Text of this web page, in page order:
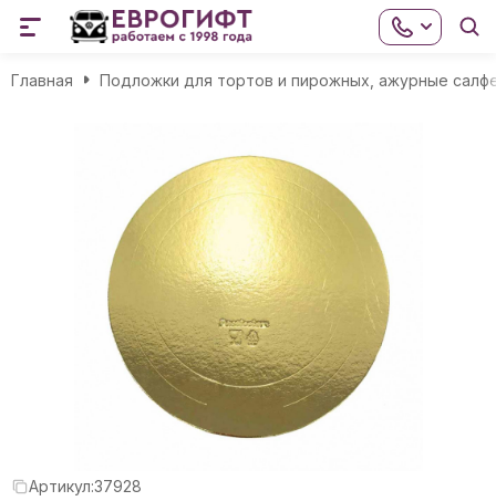
Главная Подложки для тортов и пирожных, ажурные
Артикул:37928